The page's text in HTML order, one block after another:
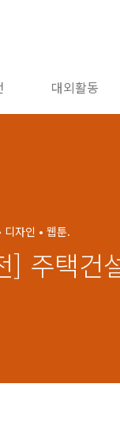
대외활동
디자인 • 웹툰.
] 주택건